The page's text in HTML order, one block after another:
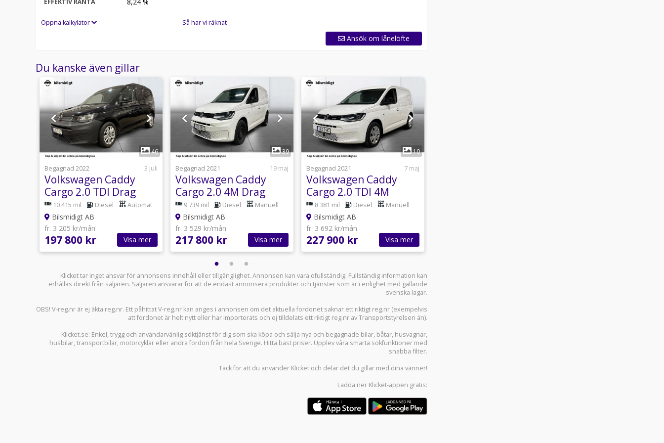
*EGG37C*
Öppna kalkylator Så har vi räknat
Ansök om lånelöfte
Du kanske även gillar
1
46
Begagnad 2022
3 juli
Volkswagen Caddy
Cargo 2.0 TDI Drag
Värmare P-Sens
ergoComfort MOMS
122hk
10 415 mil Diesel Automat
Bilsmidigt AB
fr. 3 205 kr/mån
197 800 kr Visa mer
1
39
Begagnad 2021
19 maj
Volkswagen Caddy
Cargo 2.0 4M Drag
Kamera PDC Värmare
AppConnect
9 739 mil Diesel Manuell
Bilsmidigt AB
fr. 3 529 kr/mån
217 800 kr Visa mer
1
10
Begagnad 2021
7 maj
Volkswagen Caddy
Cargo 2.0 TDI 4M
Kamera Värmare
ergoComfort 122hk
8 381 mil Diesel Manuell
Bilsmidigt AB
fr. 3 692 kr/mån
227 900 kr Visa mer
Klicket tar inget ansvar för annonsens innehåll eller tillgänglighet. Annonsen kan vara ofullständig. Fullständig information kan
erhållas direkt från säljaren. Säljaren ansvarar för att de endast annonsera produkter och tjänster som är i enlighet med gällande
svenska lagar.
OBS! V-reg.nr är ej äkta reg.nr. Ett påhittat V-reg.nr kan anges i annonsen om det aktuella fordonet saknar ett riktigt reg.nr (exempelvis
att fordonet är helt nytt eller har importerats och ej tilldelats ett riktigt reg.nr av Transportstyrelsen än).
Klicket.se: Enkel, trygg och användarvänlig söktjänst för dig som ska köpa och sälja nya och begagnade bilar, båtar, husvagnar,
husbilar,transportbilar, motorcyklar eller andra fordon från hela Sverige. Hitta bäst priser. Upplev våra smarta sökfunktioner med
snabba filter.
Tack för att du använder Klicket och delar det du gillar med dina vänner!
Ladda ner Klicket-appen gratis: